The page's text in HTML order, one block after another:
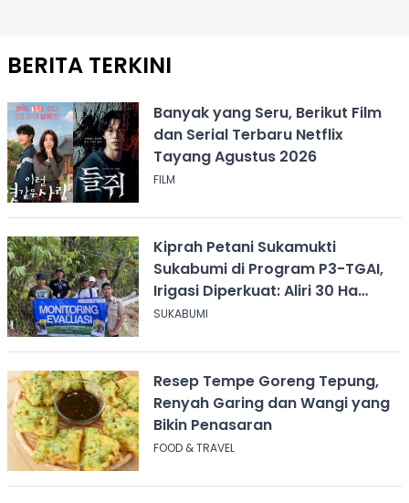
BERITA TERKINI
Banyak yang Seru, Berikut Film
dan Serial Terbaru Netflix
Tayang Agustus 2026
FILM
Kiprah Petani Sukamukti
Sukabumi di Program P3-TGAI,
Irigasi Diperkuat: Aliri 30 Ha
Sawah
SUKABUMI
Resep Tempe Goreng Tepung,
Renyah Garing dan Wangi yang
Bikin Penasaran
FOOD & TRAVEL